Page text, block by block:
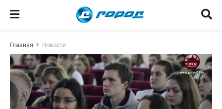
Главная Новости